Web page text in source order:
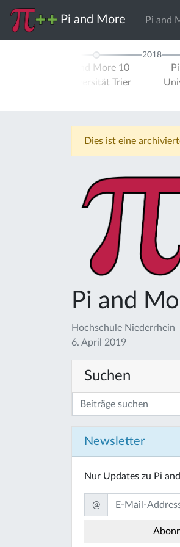
Pi and More Pi and
Pi and More 10
Universität Trier
2018
Dies ist eine
Pi and
Hochschule Niederrhein
6. April 2019
Suchen
Newsletter
Nur Updates zu Pi
@